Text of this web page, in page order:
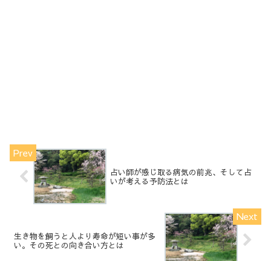
占い師が感じ取る病気の前兆、そして占
いが考える予防法とは
生き物を飼うと人より寿命が短い事が多
い。その死との向き合い方とは